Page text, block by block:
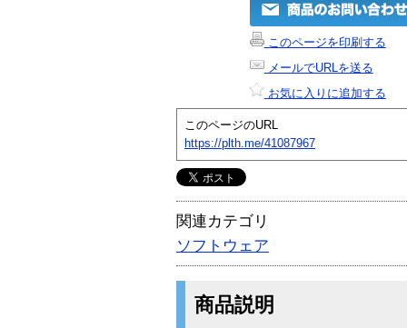
このページを印刷する
メールでURLを送る
お気に入りに追加する
このページのURL
https://plth.me/41087967
関連カテゴリ
ソフトウェア
商品説明